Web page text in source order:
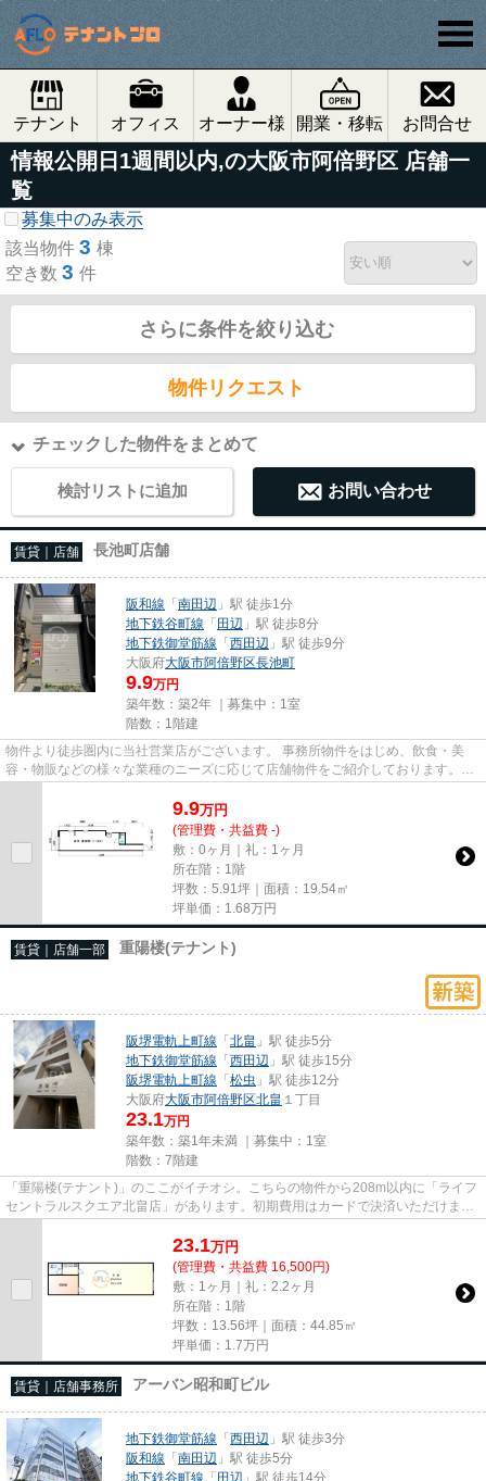
テナント オフィス オーナー様 開業・移転 お問合せ
情報公開日1週間以内,の大阪市阿倍野区 店舗一
覧
募集中のみ表示
該当物件 3 棟
空き数 3 件
さらに条件を絞り込む
物件リクエスト
チェックした物件をまとめて
検討リストに追加 お問い合わせ
賃貸｜店舗 長池町店舗
阪和線 「南田辺 」駅 徒歩1分
地下鉄谷町線 「田辺 」駅 徒歩8分
地下鉄御堂筋線 「西田辺 」駅 徒歩9分
大阪府大阪市阿倍野区長池町
9.9万円
築年数：築2年 ｜募集中： 1室
階数：1階建
物件より徒歩圏内に当社営業店がございます。 事務所物件をはじめ、飲食・美
容・物販などの様々な業種のニーズに応じて店舗物件をご紹介しております。
尚、弊社ではおとり広告は一切...
9.9万円
(管理費・共益費 -)
敷：0ヶ月｜礼：1ヶ月
所在階：1階
坪数：5.91坪｜面積：19.54㎡
坪単価： 1.68万円
賃貸｜店舗一部 重陽楼(テナント)
阪堺電軌上町線 「北畠 」駅 徒歩5分
地下鉄御堂筋線 「西田辺 」駅 徒歩15分
阪堺電軌上町線 「松虫 」駅 徒歩12分
大阪府大阪市阿倍野区北畠 １丁目
23.1万円
築年数：築1年未満 ｜募集中： 1室
階数：7階建
「重陽楼(テナント)」のここがイチオシ。こちらの物件から208m以内に「ライフ
セントラルスクエア北畠店」があります。初期費用はカードで決済いただけま
す。令和7年築の物件となってお...
23.1万円
(管理費・共益費 16,500円)
敷：1ヶ月｜礼：2.2ヶ月
所在階：1階
坪数：13.56坪｜面積：44.85㎡
坪単価： 1.7万円
賃貸｜店舗事務所 アーバン昭和町ビル
地下鉄御堂筋線 「西田辺 」駅 徒歩3分
阪和線 「南田辺 」駅 徒歩5分
地下鉄谷町線 「田辺 」駅 徒歩14分